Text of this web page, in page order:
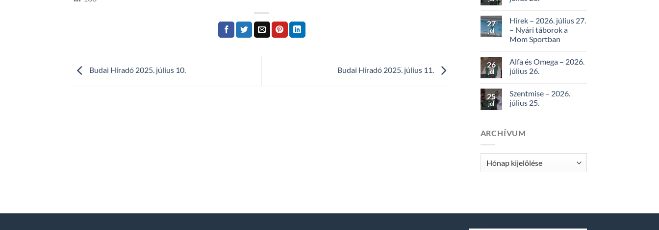
Budai Híradó 2025. július 10. Budai Híradó 2025. július 11.
27
júl
Hírek – 2026. július 27.
– Nyári táborok a
Mom Sportban
26
júl
Alfa és Omega – 2026.
július 26.
25
júl
Szentmise – 2026.
július 25.
ARCHÍVUM
Archívum